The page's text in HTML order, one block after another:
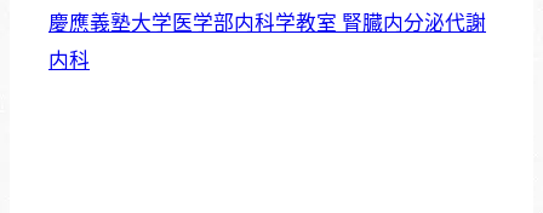
慶應義塾大学医学部内科学教室 腎臓内分泌代謝
内科